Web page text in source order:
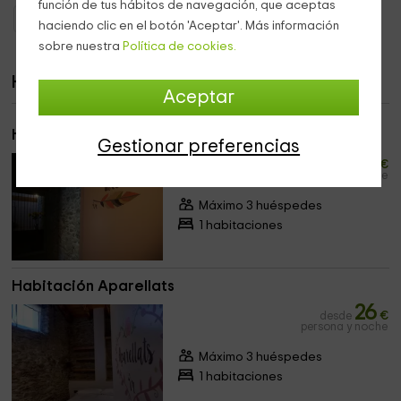
función de tus hábitos de navegación, que aceptas
haciendo clic en el botón 'Aceptar'. Más información
sobre nuestra Política de cookies.
Aceptar
Gestionar preferencias
Habitaciones
Habitación Turé
€
persona y noche
Máximo 3 huéspedes
1 habitaciones
Habitación Aparellats
desde 26 €
persona y noche
Máximo 3 huéspedes
1 habitaciones